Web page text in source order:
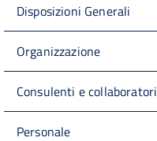
Disposizioni Generali
Organizzazione
Consulenti e collaboratori
Personale